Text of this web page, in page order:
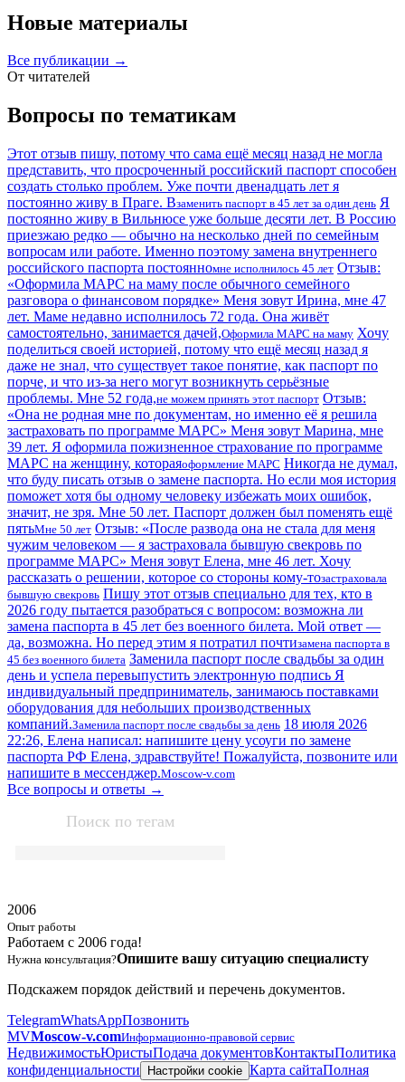
Новые материалы
Все публикации →
От читателей
Вопросы по тематикам
Этот отзыв пишу, потому что сама ещё месяц назад не могла
представить, что просроченный российский паспорт способен
создать столько проблем. Уже почти двенадцать лет я
постоянно живу в Праге. Взаменить паспорт в 45 лет за один день Я
постоянно живу в Вильнюсе уже больше десяти лет. В Россию
приезжаю редко — обычно на несколько дней по семейным
вопросам или работе. Именно поэтому замена внутреннего
российского паспорта постоянномне исполнилось 45 лет Отзыв:
«Оформила МАРС на маму после обычного семейного
разговора о финансовом порядке» Меня зовут Ирина, мне 47
лет. Маме недавно исполнилось 72 года. Она живёт
самостоятельно, занимается дачей,Оформила МАРС на маму Хочу
поделиться своей историей, потому что ещё месяц назад я
даже не знал, что существует такое понятие, как паспорт по
порче, и что из-за него могут возникнуть серьёзные
проблемы. Мне 52 года,не можем принять этот паспорт Отзыв:
«Она не родная мне по документам, но именно её я решила
застраховать по программе МАРС» Меня зовут Марина, мне
39 лет. Я оформила пожизненное страхование по программе
МАРС на женщину, котораяоформление МАРС Никогда не думал,
что буду писать отзыв о замене паспорта. Но если моя история
поможет хотя бы одному человеку избежать моих ошибок,
значит, не зря. Мне 50 лет. Паспорт должен был поменять ещё
пятьМне 50 лет Отзыв: «После развода она не стала для меня
чужим человеком — я застраховала бывшую свекровь по
программе МАРС» Меня зовут Елена, мне 46 лет. Хочу
рассказать о решении, которое со стороны кому-тозастраховала
бывшую свекровь Пишу этот отзыв специально для тех, кто в
2026 году пытается разобраться с вопросом: возможна ли
замена паспорта в 45 лет без военного билета. Мой ответ —
да, возможна. Но перед этим я потратил почтизамена паспорта в
45 без военного билета Заменила паспорт после свадьбы за один
день и успела перевыпустить электронную подпись Я
индивидуальный предприниматель, занимаюсь поставками
оборудования для небольших производственных
компаний.Заменила паспорт после свадьбы за день 18 июля 2026
22:26, Елена написал: напишите цену усоуги по замене
паспорта РФ Елена, здравствуйте! Пожалуйста, позвоните или
напишите в мессенджер.Moscow-v.com
Все вопросы и ответы →
Поиск по тегам
2006
Опыт работы
Работаем с 2006 года!
Нужна консультация?Опишите вашу ситуацию специалисту
Подскажем порядок действий и перечень документов.
TelegramWhatsAppПозвонить
MVMoscow-v.comИнформационно-правовой сервис
НедвижимостьЮристыПодача документовКонтактыПолитика
конфиденциальности
Настройки cookie Карта сайтаПолная